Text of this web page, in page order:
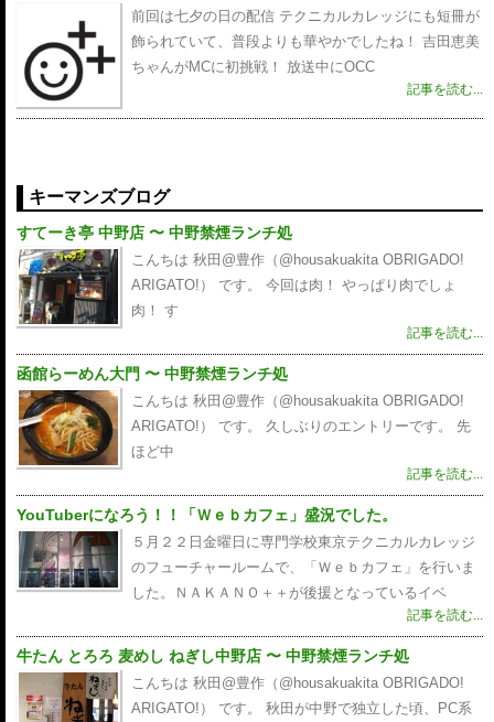
前回は七夕の日の配信 テクニカルカレッジにも短冊が
飾られていて、普段よりも華やかでしたね！ 吉田恵美
ちゃんがMCに初挑戦！ 放送中にOCC
記事を読む...
キーマンズブログ
すてーき亭 中野店 〜 中野禁煙ランチ処
こんちは 秋田@豊作（@housakuakita‎ OBRIGADO!
ARIGATO!） です。 今回は肉！ やっぱり肉でしょ
肉！ す
記事を読む...
函館らーめん大門 〜 中野禁煙ランチ処
こんちは 秋田@豊作（@housakuakita‎ OBRIGADO!
ARIGATO!） です。 久しぶりのエントリーです。 先
ほど中
記事を読む...
YouTuberになろう！！「Ｗｅｂカフェ」盛況でした。
５月２２日金曜日に専門学校東京テクニカルカレッジ
のフューチャールームで、「Ｗｅｂカフェ」を行いま
した。ＮＡＫＡＮＯ＋＋が後援となっているイベ
記事を読む...
牛たん とろろ 麦めし ねぎし中野店 〜 中野禁煙ランチ処
こんちは 秋田@豊作（@housakuakita‎ OBRIGADO!
ARIGATO!） です。 秋田が中野で独立した頃、PC系